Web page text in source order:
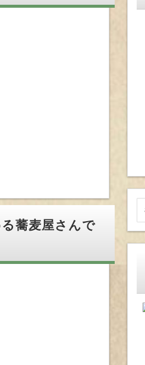
蕎麦屋さんで